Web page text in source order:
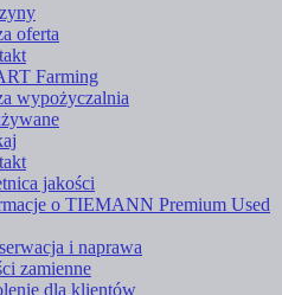
oferta
Farming
wypożyczalnia
jakości
o TIEMANN Premium Used
i naprawa
zamienne
dla klientów